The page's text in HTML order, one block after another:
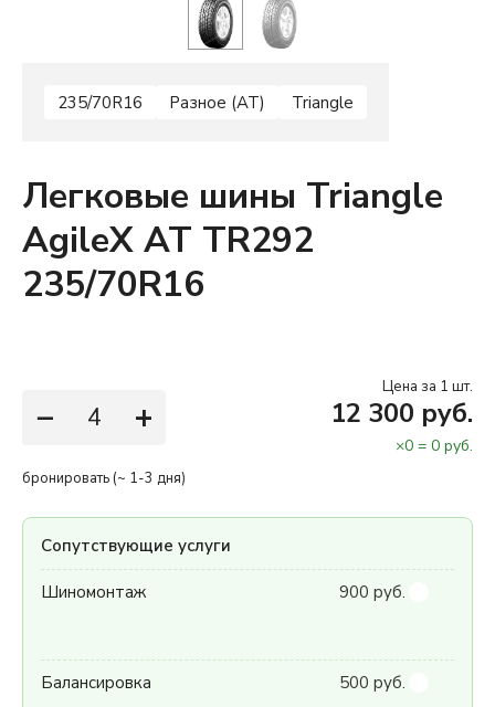
235/70R16 Разное (AT) Triangle
Легковые шины Triangle
AgileX AT TR292
235/70R16
− +
Цена за 1 шт.
12 300 руб.
×0 = 0 руб.
бронировать (~ 1-3 дня)
Сопутствующие услуги
Шиномонтаж 900 руб.
Балансировка 500 руб.